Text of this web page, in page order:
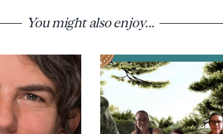
You might also enjoy...